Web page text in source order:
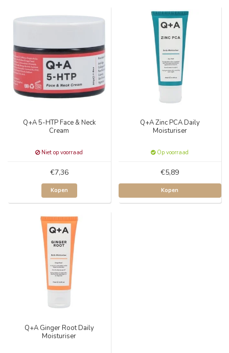
Q+A 5-HTP Face & Neck
Cream
Niet op voorraad
€7,36
Kopen
Q+A Zinc PCA Daily
Moisturiser
Op voorraad
€5,89
Kopen
Q+A Ginger Root Daily
Moisturiser